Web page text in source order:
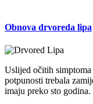
Obnova drvoreda lipa
Uslijed očitih
potpunosti trebala
imaju preko sto